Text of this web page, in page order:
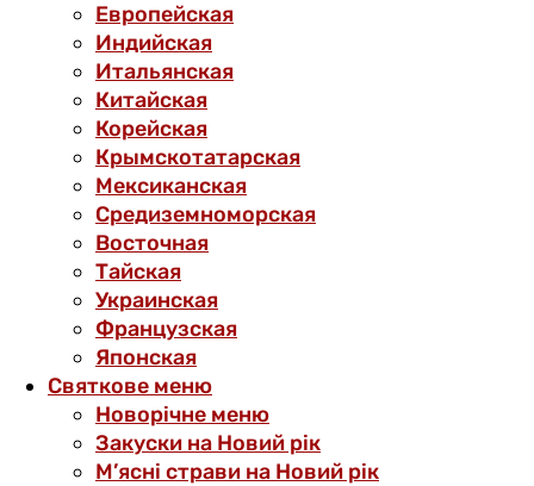
Европейская
Индийская
Итальянская
Китайская
Корейская
Крымскотатарская
Мексиканская
Средиземноморская
Восточная
Тайская
Украинская
Французская
Японская
Святкове меню
Новорічне меню
Закуски на Новий рік
М’ясні страви на Новий рік